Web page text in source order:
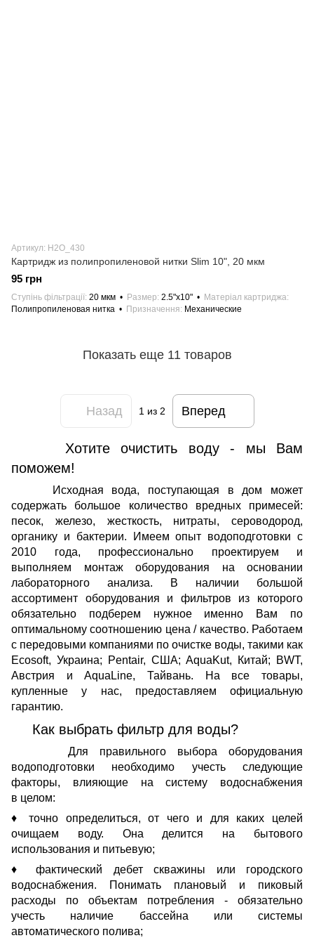
Артикул: H2О_430
Картридж из полипропиленовой нитки Slim 10", 20 мкм
95 грн
Ступінь фільтрації 20 мкм Размер 2.5"х10"
Матеріал картриджа
Полипропиленовая нитка
Призначення Механические
Показать еще 11 товаров
Назад 1 из 2 Вперед
Хотите очистить воду - мы Вам
поможем!
Исходная вода, поступающая в дом может
содержать большое количество вредных примесей:
песок, железо, жесткость, нитраты, сероводород,
органику и бактерии. Имеем опыт водоподготовки с
2010 года, профессионально проектируем и
выполняем монтаж оборудования на основании
лабораторного анализа. В наличии большой
ассортимент оборудования и фильтров из которого
обязательно подберем нужное именно Вам по
оптимальному соотношению цена / качество. Работаем
с передовыми компаниями по очистке воды, такими как
Ecosoft, Украина; Pentair, США; AquaKut, Китай; BWT,
Австрия и AquaLine, Тайвань. На все товары,
купленные у нас, предоставляем официальную
гарантию.
Как выбрать фильтр для воды?
Для правильного выбора оборудования
водоподготовки необходимо учесть следующие
факторы, влияющие на систему водоснабжения
в целом:
♦ точно определиться, от чего и для каких целей
очищаем воду. Она делится на бытового
использования и питьевую;
♦ фактический дебет скважины или городского
водоснабжения. Понимать плановый и пиковый
расходы по объектам потребления - обязательно
учесть наличие бассейна или системы
автоматического полива;